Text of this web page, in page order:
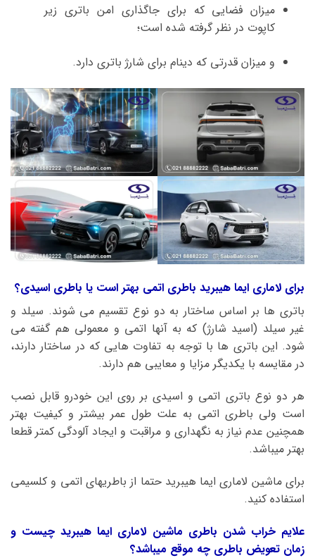
میزان فضایی که برای جاگذاری امن باتری زیر
کاپوت در نظر گرفته شده است؛
و میزان قدرتی که دینام برای شارژ باتری دارد.
برای لاماری ایما هیبرید باطری اتمی بهتر است یا باطری اسیدی؟
باتری ها بر اساس ساختار به دو نوع تقسیم می شوند. سیلد و
غیر سیلد (اسید شارژ) که به آنها اتمی و معمولی هم گفته می
شود. این باتری ها با توجه به تفاوت هایی که در ساختار دارند،
در مقایسه با یکدیگر مزایا و معایبی هم دارند.
هر دو نوع باتری اتمی و اسیدی بر روی این خودرو قابل نصب
است ولی باطری اتمی به علت طول عمر بیشتر و کیفیت بهتر
همچنین عدم نیاز به نگهداری و مراقبت و ایجاد آلودگی کمتر قطعا
بهتر میباشد.
برای ماشین لاماری ایما هیبرید حتما از باطریهای اتمی و کلسیمی
استفاده کنید.
علایم خراب شدن باطری ماشین لاماری ایما هیبرید چیست و
زمان تعویض باطری چه موقع میباشد؟